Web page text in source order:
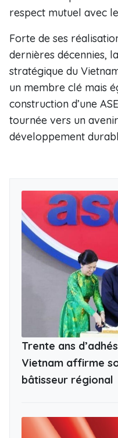
respect mutuel avec
Forte de ses
dernières décennies,
stratégique du
un membre clé mais
construction d’une
tournée vers un
développement
Trente ans
Vietnam affirme
bâtisseur régional